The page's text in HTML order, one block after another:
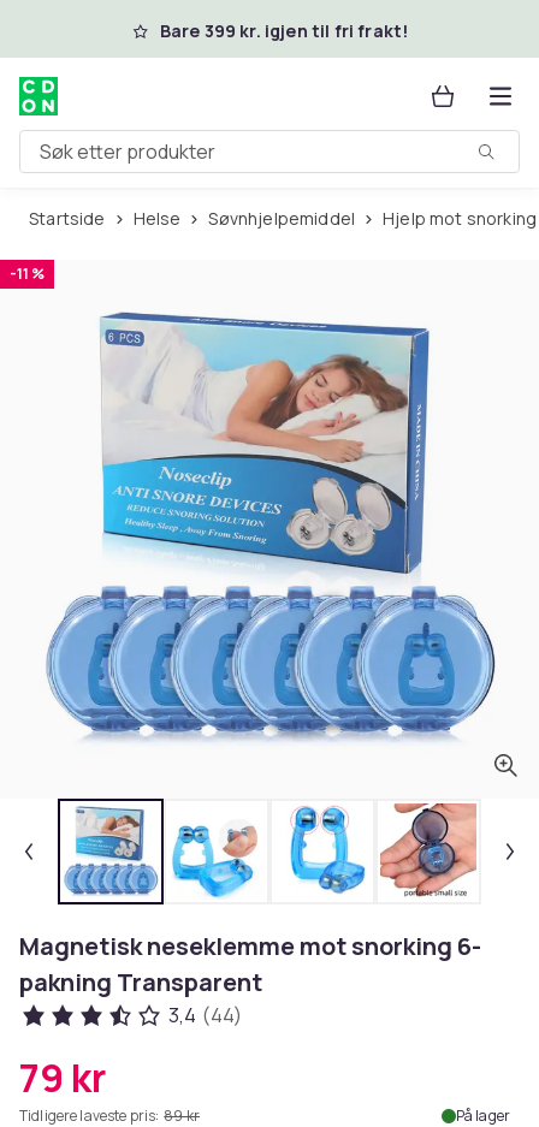
Hopp til hovedinnholdBare 399 kr. igjen til fri frakt!
Søk etter produkter
Startside Helse Søvnhjelpemiddel Hjelp mot
-11 %
Magnetisk neseklemme mot snorking 6-
pakning Transparent
3,4 (44)
79 kr
Tidligere laveste pris: 89 kr På lager